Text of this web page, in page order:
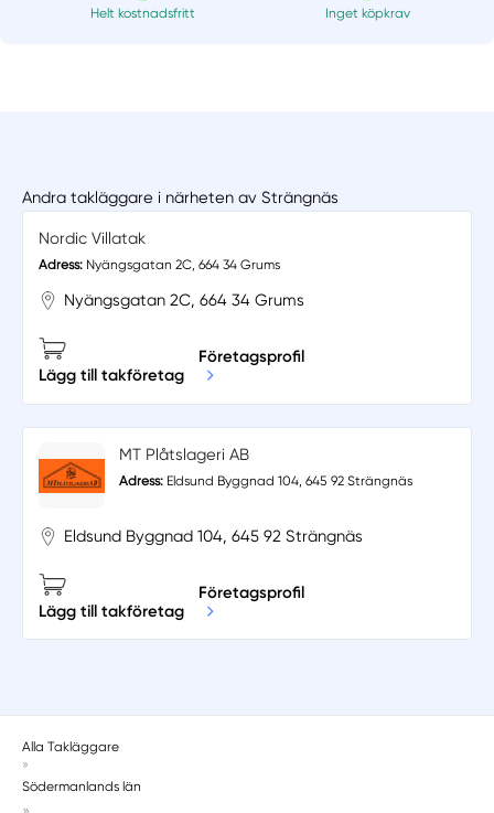
Helt kostnadsfritt Inget köpkrav
Andra takläggare i närheten av Strängnäs
Nordic Villatak
Adress:Nyängsgatan 2C, 664 34 Grums
Nyängsgatan 2C, 664 34 Grums
Lägg till takföretag
Företagsprofil
MT Plåtslageri AB
Adress: Eldsund Byggnad 104, 645 92 Strängnäs
Eldsund Byggnad 104, 645 92 Strängnäs
Lägg till takföretag
Företagsprofil
Alla Takläggare
»
Södermanlands län